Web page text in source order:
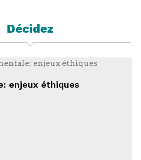
Décidez
enjeux éthiques